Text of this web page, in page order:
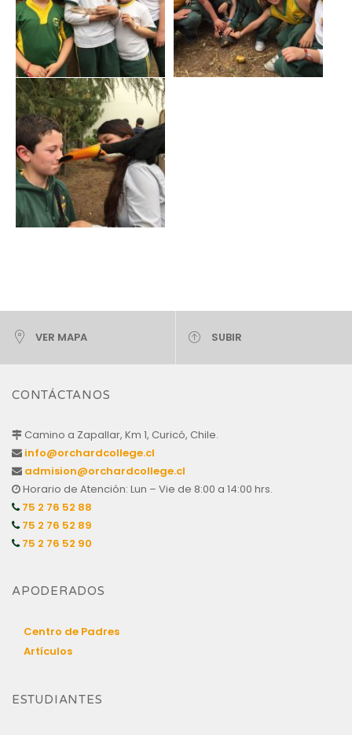
VER MAPA SUBIR
CONTÁCTANOS
Camino a Zapallar, Km 1, Curicó, Chile.
info@orchardcollege.cl
admision@orchardcollege.cl
Horario de Atención: Lun – Vie de 8:00 a 14:00 hrs.
75 2 76 52 88
75 2 76 52 89
75 2 76 52 90
APODERADOS
Centro de Padres
Artículos
ESTUDIANTES